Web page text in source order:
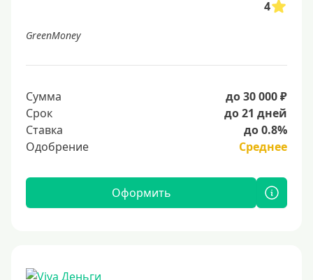
4
GreenMoney
Сумма
до 30 000 ₽
Срок
до 21 дней
Ставка
до 0.8%
Одобрение
Среднее
Оформить